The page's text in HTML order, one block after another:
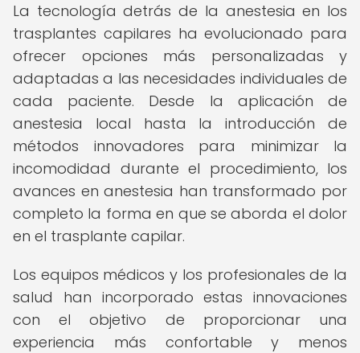
La tecnología detrás de la anestesia en los
trasplantes capilares ha evolucionado para
ofrecer opciones más personalizadas y
adaptadas a las necesidades individuales de
cada paciente. Desde la aplicación de
anestesia local hasta la introducción de
métodos innovadores para minimizar la
incomodidad durante el procedimiento, los
avances en anestesia han transformado por
completo la forma en que se aborda el dolor
en el trasplante capilar.
Los equipos médicos y los profesionales de la
salud han incorporado estas innovaciones
con el objetivo de proporcionar una
experiencia más confortable y menos